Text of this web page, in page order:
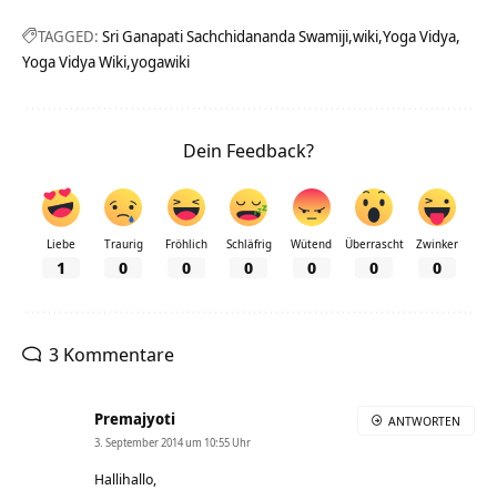
TAGGED: Sri Ganapati Sachchidananda Swamiji wiki Yoga Vidya
Yoga Vidya Wiki yogawiki
Dein Feedback?
Liebe
1
Traurig
0
Fröhlich
0
Schläfrig
0
Wütend
0
Überrascht
0
Zwinker
0
3 Kommentare
Premajyoti
3. September 2014 um 10:55 Uhr
Hallihallo,
ANTWORTEN